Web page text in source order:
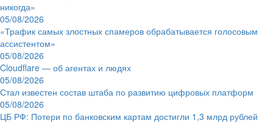
никогда»
05/08/2026
«Трафик самых злостных спамеров обрабатывается голосовым
ассистентом»
05/08/2026
Cloudflare — об агентах и людях
05/08/2026
Стал известен состав штаба по развитию цифровых платформ
05/08/2026
ЦБ РФ: Потери по банковским картам достигли 1,3 млрд рублей